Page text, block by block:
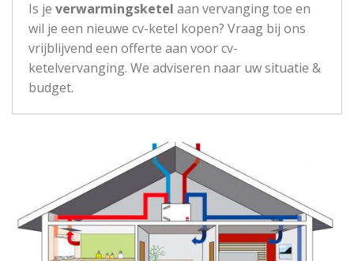
Is je verwarmingsketel aan vervanging toe en
wil je een nieuwe cv-ketel kopen? Vraag bij ons
vrijblijvend een offerte aan voor cv-
ketelvervanging. We adviseren naar uw situatie &
budget.